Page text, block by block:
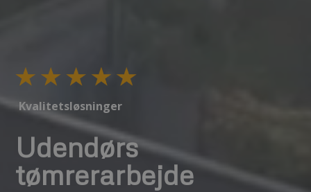
Kvalitetsløsninger
Udendørs
tømrerarbejde